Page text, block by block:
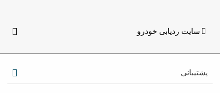
سایت ردیابی خودرو
پشتیبانی